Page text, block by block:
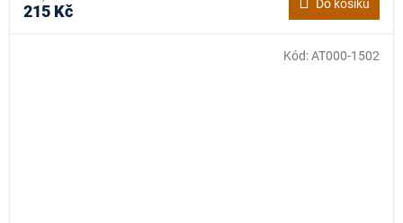
215 Kč Do košíku
Kód:AT000-1502